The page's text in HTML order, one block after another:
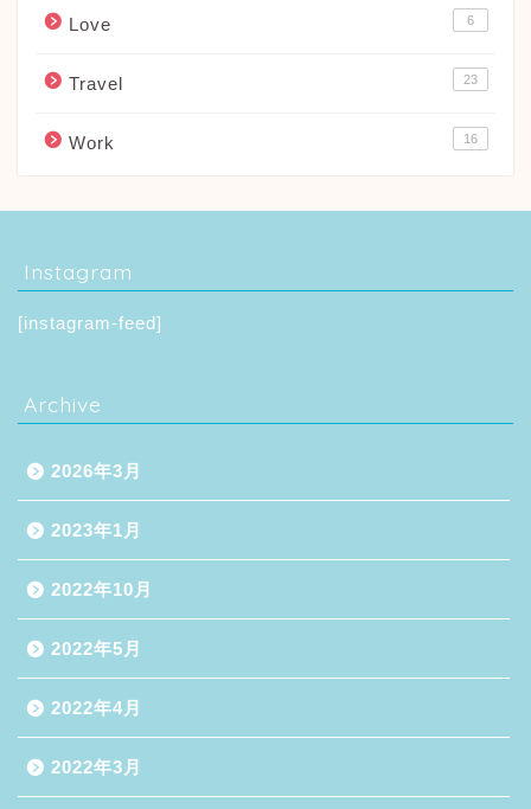
Love 6
Travel 23
Work 16
Instagram
[instagram-feed]
Archive
2026年3月
2023年1月
2022年10月
2022年5月
2022年4月
2022年3月